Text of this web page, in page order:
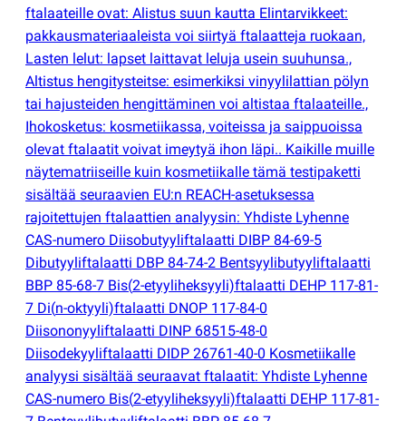
ftalaateille ovat: Alistus suun kautta Elintarvikkeet:
pakkausmateriaaleista voi siirtyä ftalaatteja ruokaan,
Lasten lelut: lapset laittavat leluja usein suuhunsa.,
Altistus hengitysteitse: esimerkiksi vinyylilattian pölyn
tai hajusteiden hengittäminen voi altistaa ftalaateille.,
Ihokosketus: kosmetiikassa, voiteissa ja saippuoissa
olevat ftalaatit voivat imeytyä ihon läpi.. Kaikille muille
näytematriiseille kuin kosmetiikalle tämä testipaketti
sisältää seuraavien EU:n REACH-asetuksessa
rajoitettujen ftalaattien analyysin: Yhdiste Lyhenne
CAS-numero Diisobutyyliftalaatti DIBP 84-69-5
Dibutyyliftalaatti DBP 84-74-2 Bentsyylibutyyliftalaatti
BBP 85-68-7 Bis(2-etyyliheksyyli)ftalaatti DEHP 117-81-
7 Di(n-oktyyli)ftalaatti DNOP 117-84-0
Diisononyyliftalaatti DINP 68515-48-0
Diisodekyyliftalaatti DIDP 26761-40-0 Kosmetiikalle
analyysi sisältää seuraavat ftalaatit: Yhdiste Lyhenne
CAS-numero Bis(2-etyyliheksyyli)ftalaatti DEHP 117-81-